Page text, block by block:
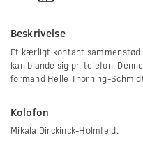
Beskrivelse
Et kærligt kontant
kan blande sig pr. telefon.
formand Helle Thorning-
Kolofon
Mikala Dirckinck-Holmfeld.